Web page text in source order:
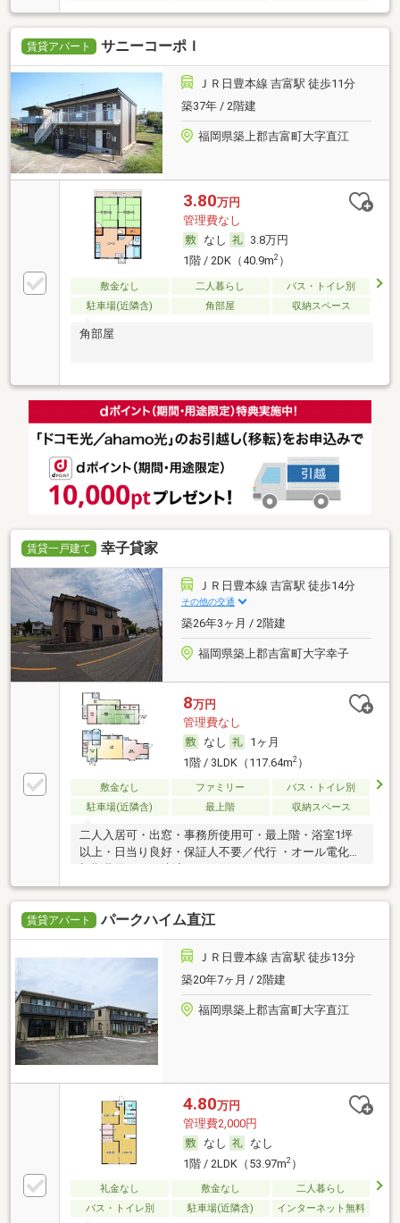
賃貸アパート サニーコーポＩ
ＪＲ日豊本線 吉富駅 徒歩11分
築37年 / 2階建
福岡県築上郡吉富町大字直江
3.80万円
管理費なし
なし
3.8万円
1階 / 2DK（40.9m2）
敷金なし 二人暮らし
バス・トイレ別
駐車場(近隣含)
角部屋 収納スペース
角部屋
賃貸一戸建て 幸子貸家
ＪＲ日豊本線 吉富駅 徒歩14分
その他の交通
築26年3ヶ月 / 2階建
福岡県築上郡吉富町大字幸子
8万円
管理費なし
なし
1ヶ月
1階 / 3LDK（117.64m2）
敷金なし ファミリー
バス・トイレ別
駐車場(近隣含)
最上階 収納スペース
二人入居可・出窓・事務所使用可・最上階・浴室1坪
以上・日当り良好・保証人不要／代行 ・オール電化・
賃貸アパート パークハイム直江
ＪＲ日豊本線 吉富駅 徒歩13分
築20年7ヶ月 / 2階建
福岡県築上郡吉富町大字直江
4.80万円
管理費2,000円
なし
なし
1階 / 2LDK（53.97m2）
礼金なし 敷金なし
二人暮らし
バス・トイレ別
駐車場(近隣含) インターネット無料